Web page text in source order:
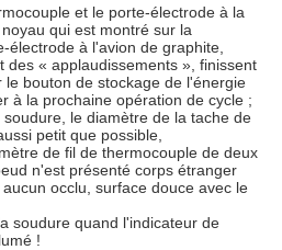
et le porte-électrode à la
qui est montré sur la
électrode à l'avion de graphite,
des « applaudissements », finissent
le bouton de stockage de l'énergie
à la prochaine opération de cycle ;
le diamètre de la tache de
petit que possible,
de fil de thermocouple de deux
n'est présenté corps étranger
occlu, surface douce avec le
soudure quand l'indicateur de
!